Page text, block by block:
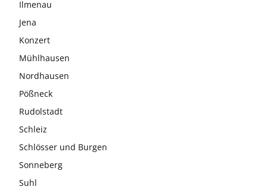
Ilmenau
Jena
Konzert
Mühlhausen
Nordhausen
Pößneck
Rudolstadt
Schleiz
Schlösser und Burgen
Sonneberg
Suhl